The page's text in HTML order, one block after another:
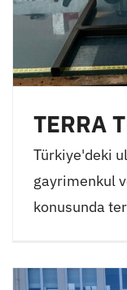
TERRA
Türkiye'deki
gayrimenkul
konusunda